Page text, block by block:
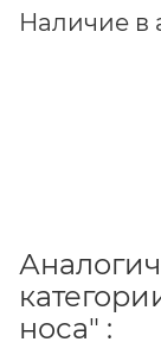
Наличие в
носа" :